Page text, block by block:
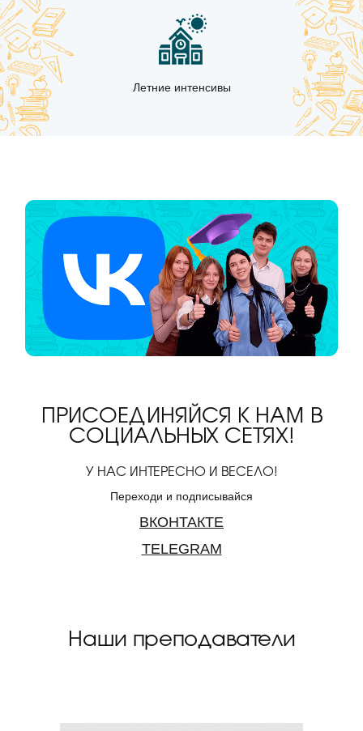
Летние интенсивы
ПРИСОЕДИНЯЙСЯ К НАМ В
СОЦИАЛЬНЫХ СЕТЯХ!
У НАС ИНТЕРЕСНО И ВЕСЕЛО!
Переходи и подписывайся
ВКОНТАКТЕ
TELEGRAM
Наши преподаватели